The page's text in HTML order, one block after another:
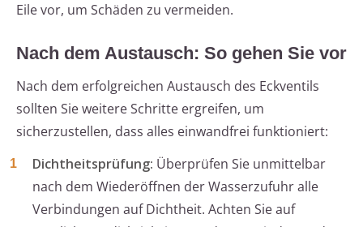
Eile vor, um Schäden zu vermeiden.
Nach dem Austausch: So gehen Sie vor
Nach dem erfolgreichen Austausch des Eckventils
sollten Sie weitere Schritte ergreifen, um
sicherzustellen, dass alles einwandfrei funktioniert:
Dichtheitsprüfung: Überprüfen Sie unmittelbar
nach dem Wiederöffnen der Wasserzufuhr alle
Verbindungen auf Dichtheit. Achten Sie auf